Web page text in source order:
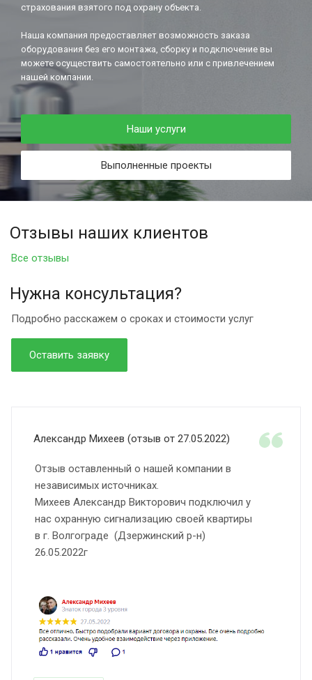
страхования взятого под охрану объекта.
Наша компания предоставляет возможность заказа
оборудования без его монтажа, сборку и подключение вы
можете осуществить самостоятельно или с привлечением
нашей компании.
Наши услуги
Выполненные проекты
Нужна консультация?
Подробно расскажем о сроках и стоимости услуг
Оставить заявку
Все отзывы
Отзывы наших клиентов
Александр Михеев (отзыв от 27.05.2022)
Отзыв оставленный о нашей компании в
независимых источниках.
Михеев Александр Викторович подключил у
нас охранную сигнализацию своей квартиры
в г. Волгограде (Дзержинский р-н)
26.05.2022г